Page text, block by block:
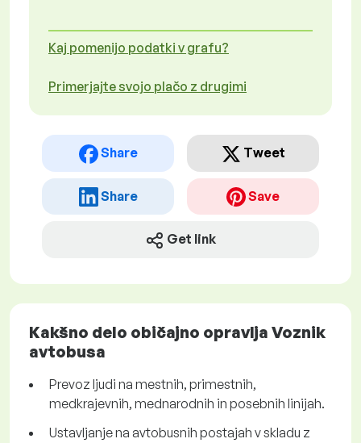
Kaj pomenijo podatki v grafu?
Primerjajte svojo plačo z drugimi
Share Tweet
Share Save
Get link
Kakšno delo običajno opravlja Voznik
avtobusa
Prevoz ljudi na mestnih, primestnih,
medkrajevnih, mednarodnih in posebnih linijah.
Ustavljanje na avtobusnih postajah v skladu z